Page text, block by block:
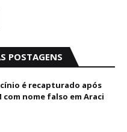
POSTAGENS
é recapturado após
nome falso em Araci